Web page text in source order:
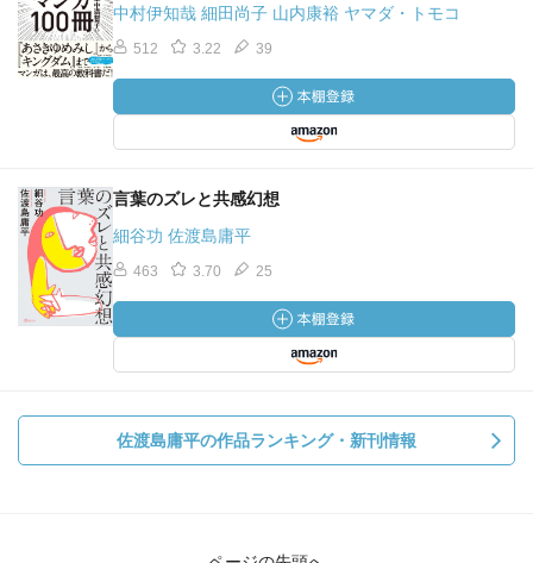
中村伊知哉 細田尚子 山内康裕 ヤマダ・トモコ
512 3.22 39
言葉のズレと共感幻想
細谷功 佐渡島庸平
463 3.70 25
佐渡島庸平の作品ランキング・新刊情報